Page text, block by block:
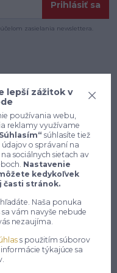
Prihlásiť sa
zasielania newslettera.
nemusíte
a cenou,
oblečenie
mieste,
lepší zážitok v
používania webu,
reklamy využívame
súhlasíte tiež
o správaní na
sociálnych sieťach av
Nastavenie
kedykoľvek
časti stránok.
Naša ponuka
vám navyše nebude
nezaujíma.
s použitím súborov
týkajúce sa